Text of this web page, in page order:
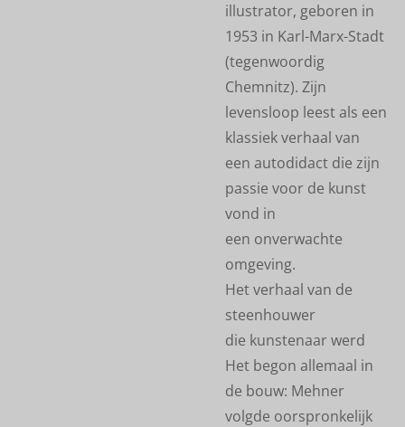
illustrator, geboren in
1953 in Karl-Marx-Stadt
(tegenwoordig
Chemnitz). Zijn
levensloop leest als een
klassiek verhaal van
een autodidact die zijn
passie voor de kunst
vond in
een onverwachte
omgeving.
Het verhaal van de
steenhouwer
die kunstenaar werd
Het begon allemaal in
de bouw: Mehner
volgde oorspronkelijk